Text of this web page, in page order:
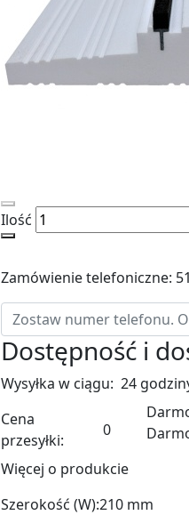
Ilość
Zamówienie telefoniczne:
Dostępność i
Wysyłka w ciągu: 24
Cena
przesyłki:
0
Więcej o produkcie
Szerokość (W):210 mm